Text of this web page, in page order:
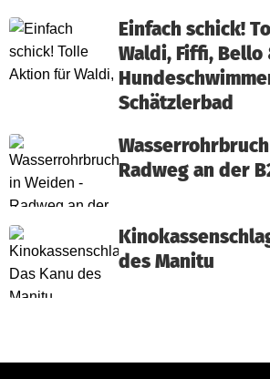
Einfach schick!
Waldi, Fiffi, Bello
Schätzlerbad
Radweg an der
des Manitu